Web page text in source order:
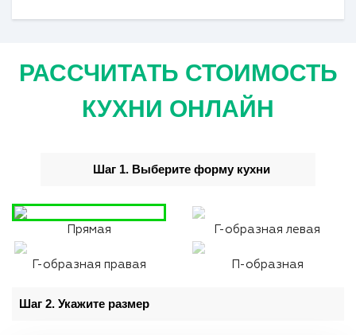
РАССЧИТАТЬ СТОИМОСТЬ
КУХНИ ОНЛАЙН
Шаг 1. Выберите форму кухни
Прямая Г-образная левая
Г-образная правая П-образная
Шаг 2. Укажите размер